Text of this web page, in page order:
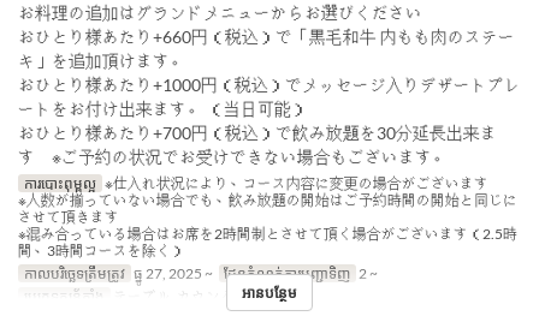
お料理の追加はグランドメニューからお選びください
おひとり様あたり+660円（税込）で「黒毛和牛 内もも肉のステー
キ」を追加頂けます。
おひとり様あたり+1000円（税込）でメッセージ入りデザートプレ
ートをお付け出来ます。 （当日可能）
おひとり様あたり+700円（税込）で飲み放題を30分延長出来ま
す ※ご予約の状況でお受けできない場合もございます。
ការបោះពុម្ពល្អ ※仕入れ状況により、コース内容に変更の場合がございます
※人数が揃っていない場合でも、飲み放題の開始はご予約時間の開始と同じに
させて頂きます
※混み合っている場合はお席を2時間制とさせて頂く場合がございます（2.5時
間、3時間コースを除く）
កាលបរិច្ឆេទត្រឹមត្រូវ ធ្នូ 27, 2025 ~ ដែនកំណត់ការបញ្ជាទិញ 2 ~
ប្រភេទកន្រ្ត័តាំង
テーブル, カウンターអានបន្ថែម